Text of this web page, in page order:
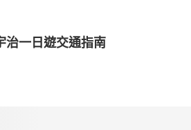
治一日遊交通指南